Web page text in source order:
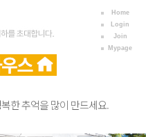
Home
Login
Join
Mypage
한 추억을 많이 만드세요.